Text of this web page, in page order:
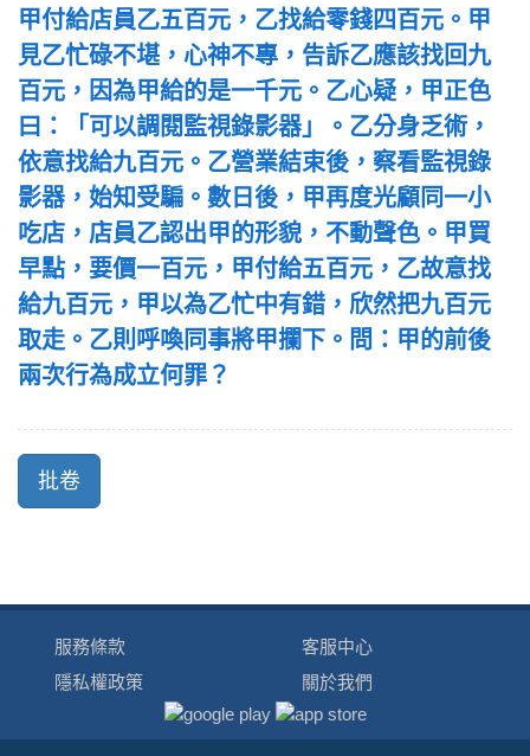
甲付給店員乙五百元，乙找給零錢四百元。甲
見乙忙碌不堪，心神不專，告訴乙應該找回九
百元，因為甲給的是一千元。乙心疑，甲正色
曰：「可以調閱監視錄影器」。乙分身乏術，
依意找給九百元。乙營業結束後，察看監視錄
影器，始知受騙。數日後，甲再度光顧同一小
吃店，店員乙認出甲的形貌，不動聲色。甲買
早點，要價一百元，甲付給五百元，乙故意找
給九百元，甲以為乙忙中有錯，欣然把九百元
取走。乙則呼喚同事將甲攔下。問：甲的前後
兩次行為成立何罪？
服務條款
隱私權政策
客服中心
關於我們